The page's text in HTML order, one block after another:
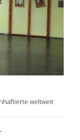
weltweit